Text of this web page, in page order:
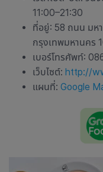
11:00–21:30
ที่อยู่: 58 ถนน มห
กรุงเทพมหานคร
เบอร์โทรศัพท์:
เว็บไซต์: http://
แผนที่: Google